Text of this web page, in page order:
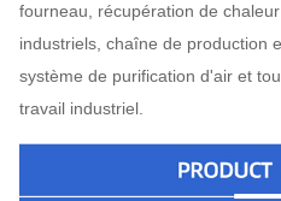
fourneau, récupération de
industriels, chaîne de production
système de purification d'air et
travail industriel.